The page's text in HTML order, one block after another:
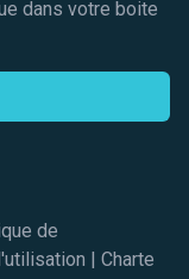
dans votre boite
de
| Charte